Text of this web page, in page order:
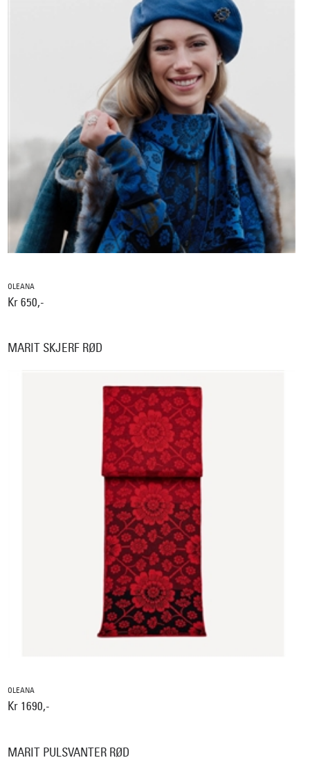
OLEANA
Kr 650,-
MARIT SKJERF RØD
OLEANA
Kr 1690,-
MARIT PULSVANTER RØD